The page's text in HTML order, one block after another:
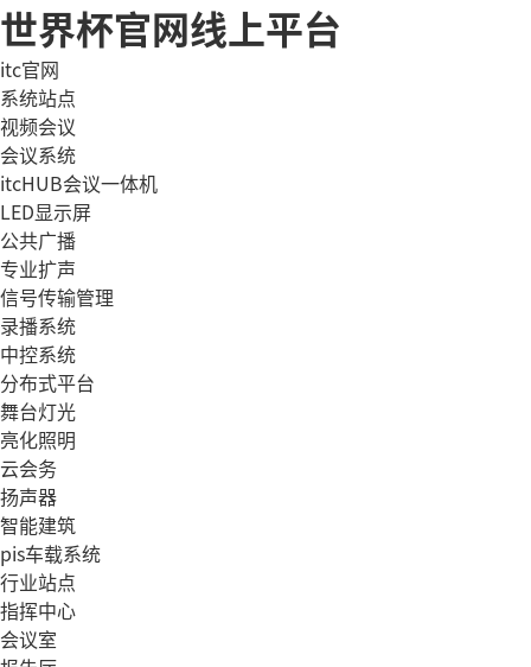
世界杯官网线上平台
itc官网
系统站点
视频会议
会议系统
itcHUB会议一体机
LED显示屏
公共广播
专业扩声
信号传输管理
录播系统
中控系统
分布式平台
舞台灯光
亮化照明
云会务
扬声器
智能建筑
pis车载系统
行业站点
指挥中心
会议室